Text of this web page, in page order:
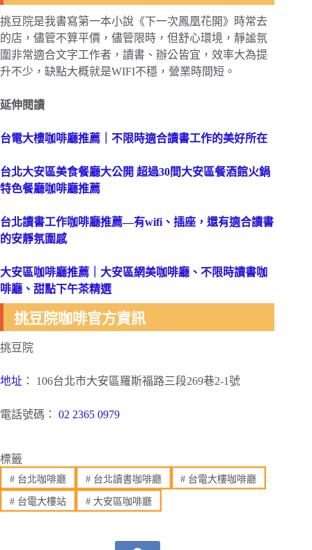
挑豆院是我書寫第一本小說《下一次鳳凰花開》時常去
的店，儘管不算平價，儘管限時，但舒心環境，靜謐氛
圍非常適合文字工作者，讀書、辦公皆宜，效率大為提
升不少，缺點大概就是WIFI不穩，營業時間短。
延伸閱讀
台電大樓咖啡廳推薦｜不限時適合讀書工作的美好所在
台北大安區美食餐廳大公開 超過30間大安區餐酒館火鍋
特色餐廳咖啡廳推薦
台北讀書工作咖啡廳推薦—有wifi、插座，還有適合讀書
的安靜氛圍感
大安區咖啡廳推薦｜大安區網美咖啡廳、不限時讀書咖
啡廳、甜點下午茶精選
挑豆院咖啡官方資訊
挑豆院
地址 ： 106台北市大安區羅斯福路三段269巷2-1號
電話號碼： 02 2365 0979
標籤
#台北咖啡廳 #台北讀書咖啡廳 # 台電大樓咖啡廳
#台電大樓站 #大安區咖啡廳